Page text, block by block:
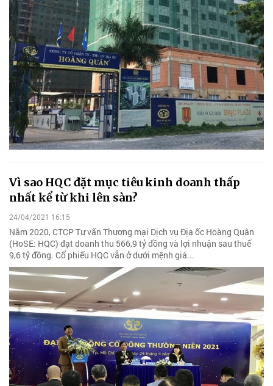
Vì sao HQC đặt mục tiêu kinh doanh thấp
nhất kể từ khi lên sàn?
24/04/2021 16:15
Năm 2020, CTCP Tư vấn Thương mại Dịch vụ Địa ốc Hoàng Quân
(HoSE: HQC) đạt doanh thu 566,9 tỷ đồng và lợi nhuận sau thuế
9,6 tỷ đồng. Cổ phiếu HQC vẫn ở dưới mệnh giá...